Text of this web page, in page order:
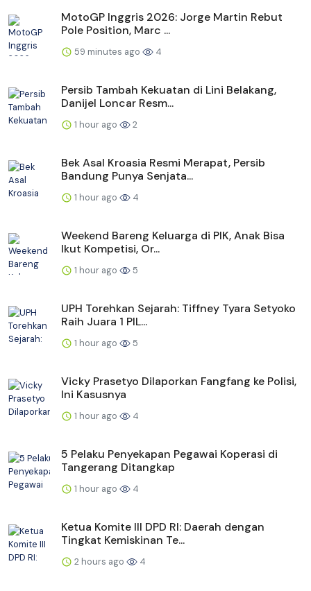
MotoGP Inggris 2026: Jorge Martin Rebut
Pole Position, Marc ...
59 minutes ago 4
Persib Tambah Kekuatan di Lini Belakang,
Danijel Loncar Resm...
1 hour ago 2
Bek Asal Kroasia Resmi Merapat, Persib
Bandung Punya Senjata...
1 hour ago 4
Weekend Bareng Keluarga di PIK, Anak Bisa
Ikut Kompetisi, Or...
1 hour ago 5
UPH Torehkan Sejarah: Tiffney Tyara Setyoko
Raih Juara 1 PIL...
1 hour ago 5
Vicky Prasetyo Dilaporkan Fangfang ke Polisi,
Ini Kasusnya
1 hour ago 4
5 Pelaku Penyekapan Pegawai Koperasi di
Tangerang Ditangkap
1 hour ago 4
Ketua Komite III DPD RI: Daerah dengan
Tingkat Kemiskinan Te...
2 hours ago 4